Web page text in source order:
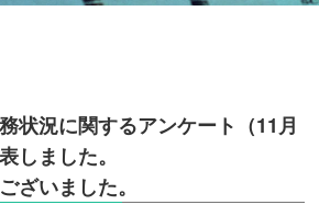
状況に関するアンケート（11月
しました。
ざいました。